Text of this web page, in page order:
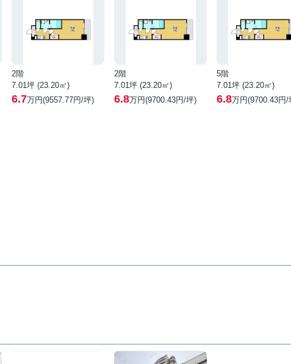
2階
7.01坪 (23.20㎡)
6.7万円(9557.77円/坪)
2階
7.01坪 (23.20㎡)
6.8万円(9700.43円/坪)
5階
7.01坪 (23.20㎡)
6.8万円(9700.43円/